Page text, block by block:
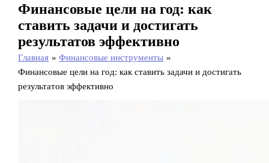
Финансовые цели на год: как
ставить задачи и достигать
результатов эффективно
Главная
Финансовые инструменты
Финансовые цели на год: как ставить задачи и достигать
результатов эффективно